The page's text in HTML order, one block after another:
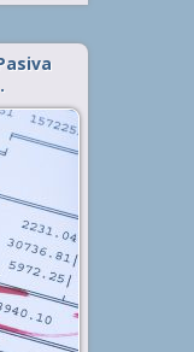
kategori
dan
baik.
krusial
adalah
istilah